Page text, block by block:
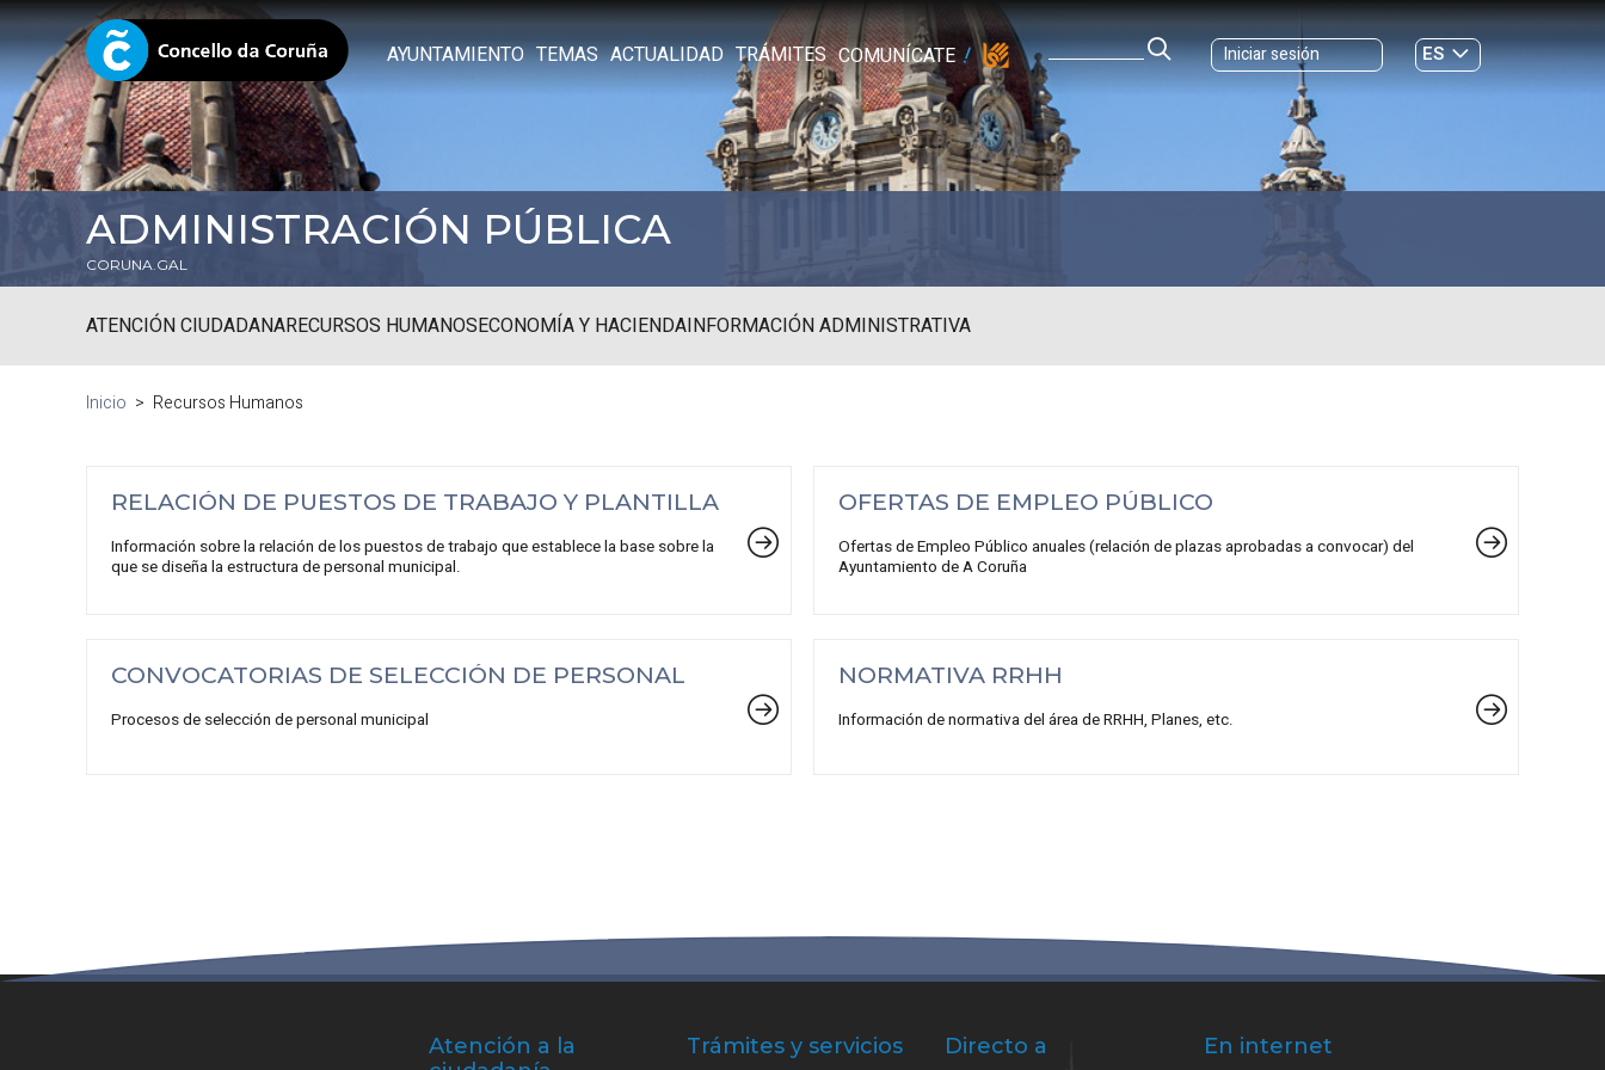
AYUNTAMIENTO TEMAS ACTUALIDAD TRÁMITES COMUNÍCATE Iniciar sesión
ES
GL
ADMINISTRACIÓN PÚBLICA
CORUNA.GAL
ATENCIÓN CIUDADANARECURSOS HUMANOSECONOMÍA Y HACIENDAINFORMACIÓN ADMINISTRATIVA
Inicio Recursos Humanos
RELACIÓN DE PUESTOS DE TRABAJO Y PLANTILLA
Información sobre la relación de los puestos de trabajo que establece la base sobre la
que se diseña la estructura de personal municipal.
OFERTAS DE EMPLEO PÚBLICO
Ofertas de Empleo Público anuales (relación de plazas aprobadas a convocar) del
Ayuntamiento de A Coruña
CONVOCATORIAS DE SELECCIÓN DE PERSONAL
Procesos de selección de personal municipal
NORMATIVA RRHH
Información de normativa del área de RRHH, Planes, etc.
Atención a la
Trámites y servicios Directo a En internet